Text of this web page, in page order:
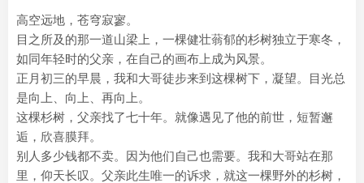
高空远地，苍穹寂寥。
目之所及的那一道山梁上，一棵健壮蓊郁的杉树独立于寒冬，
如同年轻时的父亲，在自己的画布上成为风景。
正月初三的早晨，我和大哥徒步来到这棵树下，凝望。目光总
是向上、向上、再向上。
这棵杉树，父亲找了七十年。就像遇见了他的前世，短暂邂
逅，欣喜膜拜。
别人多少钱都不卖。因为他们自己也需要。我和大哥站在那
里，仰天长叹。父亲此生唯一的诉求，就这一棵野外的杉树，